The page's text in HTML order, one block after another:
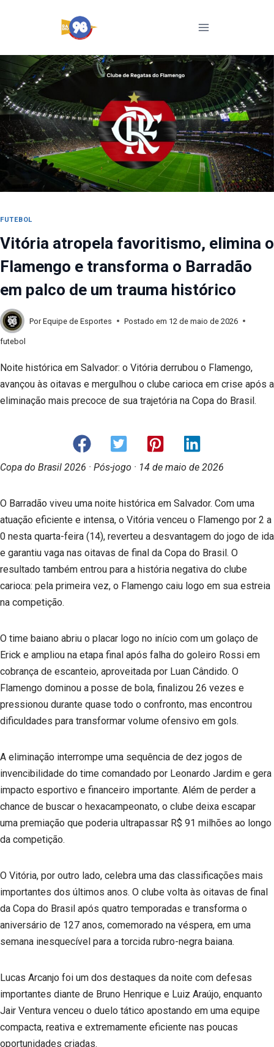
Conteúdo
FUTEBOL
Vitória atropela favoritismo, elimina o
Flamengo e transforma o Barradão
em palco de um trauma histórico
Por Equipe de Esportes Postado em 12 de maio de 2026
futebol
Noite histórica em Salvador: o Vitória derrubou o Flamengo,
avançou às oitavas e mergulhou o clube carioca em crise após a
eliminação mais precoce de sua trajetória na Copa do Brasil.
Copa do Brasil 2026 · Pós-jogo · 14 de maio de 2026
O Barradão viveu uma noite histórica em Salvador. Com uma
atuação eficiente e intensa, o Vitória venceu o Flamengo por 2 a
0 nesta quarta-feira (14), reverteu a desvantagem do jogo de ida
e garantiu vaga nas oitavas de final da Copa do Brasil. O
resultado também entrou para a história negativa do clube
carioca: pela primeira vez, o Flamengo caiu logo em sua estreia
na competição.
O time baiano abriu o placar logo no início com um golaço de
Erick e ampliou na etapa final após falha do goleiro Rossi em
cobrança de escanteio, aproveitada por Luan Cândido. O
Flamengo dominou a posse de bola, finalizou 26 vezes e
pressionou durante quase todo o confronto, mas encontrou
dificuldades para transformar volume ofensivo em gols.
A eliminação interrompe uma sequência de dez jogos de
invencibilidade do time comandado por Leonardo Jardim e gera
impacto esportivo e financeiro importante. Além de perder a
chance de buscar o hexacampeonato, o clube deixa escapar
uma premiação que poderia ultrapassar R$ 91 milhões ao longo
da competição.
O Vitória, por outro lado, celebra uma das classificações mais
importantes dos últimos anos. O clube volta às oitavas de final
da Copa do Brasil após quatro temporadas e transforma o
aniversário de 127 anos, comemorado na véspera, em uma
semana inesquecível para a torcida rubro-negra baiana.
Lucas Arcanjo foi um dos destaques da noite com defesas
importantes diante de Bruno Henrique e Luiz Araújo, enquanto
Jair Ventura venceu o duelo tático apostando em uma equipe
compacta, reativa e extremamente eficiente nas poucas
oportunidades criadas.